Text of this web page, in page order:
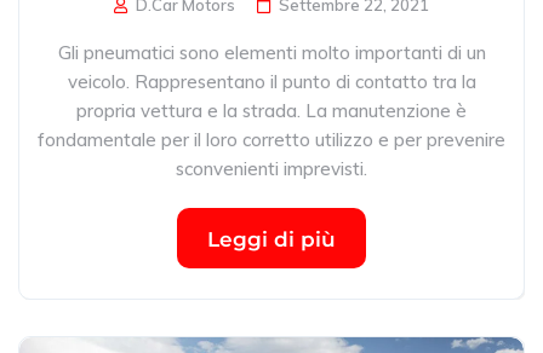
D.Car Motors Settembre 22, 2021
Gli pneumatici sono elementi molto importanti di un
veicolo. Rappresentano il punto di contatto tra la
propria vettura e la strada. La manutenzione è
fondamentale per il loro corretto utilizzo e per prevenire
sconvenienti imprevisti.
Leggi di più